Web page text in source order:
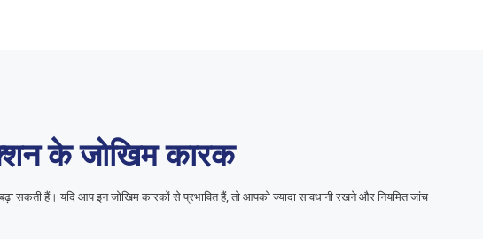
के जोखिम कारक
सकती हैं। यदि आप इन जोखिम कारकों से प्रभावित हैं, तो आपको ज्यादा सावधानी रखने और नियमित जांच